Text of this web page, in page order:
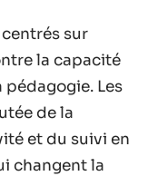
sur
la capacité
Les
de la
et du suivi en
changent la